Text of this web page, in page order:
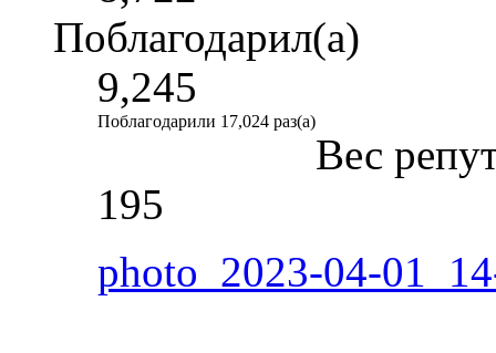
Поблагодарил(а)
9,245
Поблагодарили 17,024 раз(а)
Вес
195
photo_2023-04-